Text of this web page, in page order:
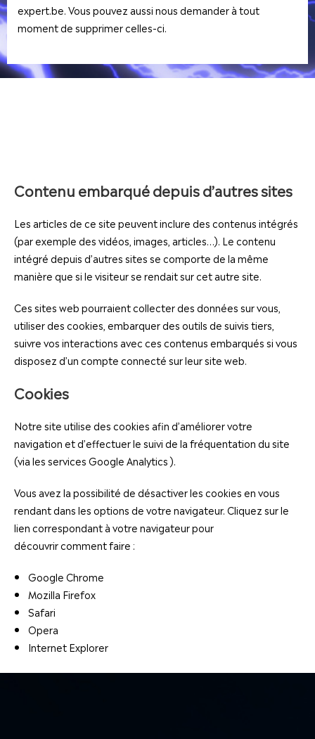
expert.be. Vous pouvez aussi nous demander à tout
moment de supprimer celles-ci.
Contenu embarqué depuis d’autres sites
Les articles de ce site peuvent inclure des contenus intégrés
(par exemple des vidéos, images, articles…). Le contenu
intégré depuis d’autres sites se comporte de la même
manière que si le visiteur se rendait sur cet autre site.
Ces sites web pourraient collecter des données sur vous,
utiliser des cookies, embarquer des outils de suivis tiers,
suivre vos interactions avec ces contenus embarqués si vous
disposez d’un compte connecté sur leur site web.
Cookies
Notre site utilise des cookies afin d’améliorer votre
navigation et d’effectuer le suivi de la fréquentation du site
(via les services Google Analytics ).
Vous avez la possibilité de désactiver les cookies en vous
rendant dans les options de votre navigateur. Cliquez sur le
lien correspondant à votre navigateur pour
découvrir comment faire :
Google Chrome
Mozilla Firefox
Safari
Opera
Internet Explorer